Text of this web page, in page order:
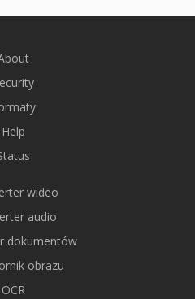
Help
wideo
audio
dokumentów
obrazu
OCR